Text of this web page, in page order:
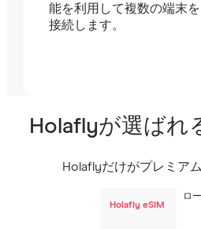
能を利用して複数の端末
接続します。
Holaflyが選ばれ
Holaflyだけがプレミア
Holafly eSIM
ロ